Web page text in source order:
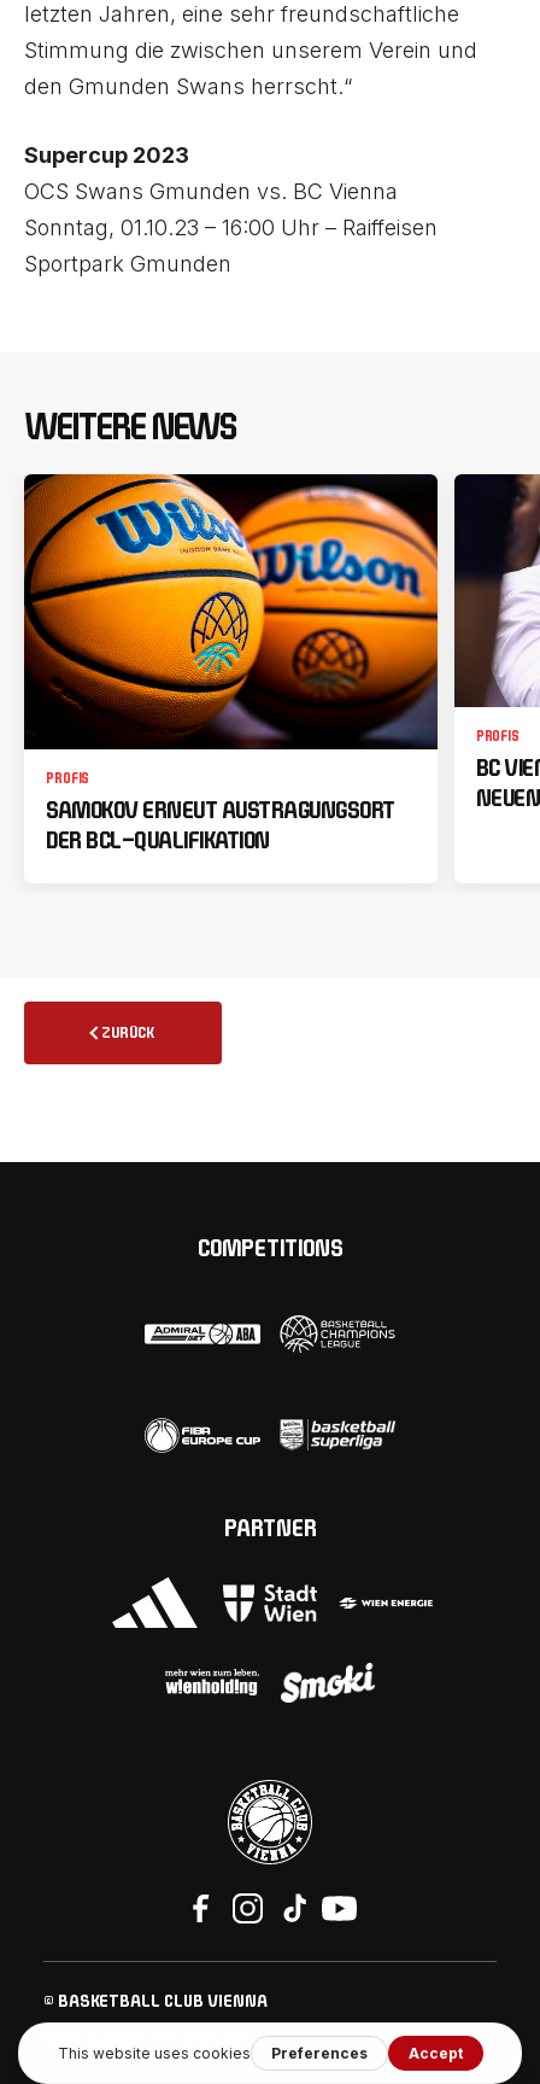
letzten Jahren, eine sehr freundschaftliche
Stimmung die zwischen unserem Verein und
den Gmunden Swans herrscht.“
Supercup 2023
OCS Swans Gmunden vs. BC Vienna
Sonntag, 01.10.23 – 16:00 Uhr – Raiffeisen
Sportpark Gmunden
WEITERE NEWS
PROFIS
SAMOKOV ERNEUT AUSTRAGUNGSORT
DER BCL-QUALIFIKATION
PROFIS
BC
ZURÜCK
COMPETITIONS
PARTNER
© BASKETBALL CLUB VIENNA
DATENSCHUTZ